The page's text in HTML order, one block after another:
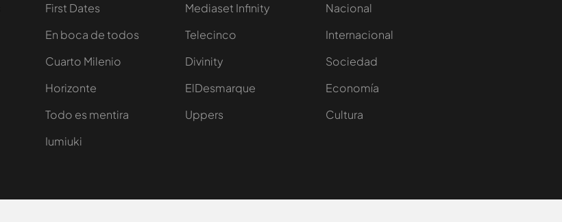
First Dates
En boca de todos
Cuarto Milenio
Horizonte
Todo es mentira
Iumiuki
Mediaset Infinity
Telecinco
Divinity
ElDesmarque
Uppers
Nacional
Internacional
Sociedad
Economía
Cultura